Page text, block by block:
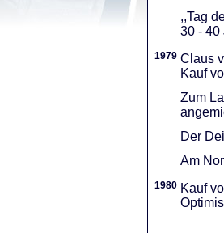
,,Tag
30 - 40
1979 Claus
Kauf
Zum
Der
Am
1980 Kauf